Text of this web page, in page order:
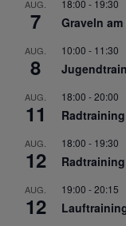
AUG.
7
18:00 - 19:30
Graveln
AUG.
8
10:00 - 11:30
AUG.
11
18:00 -20:00
AUG.
12
18:00 - 19:30
AUG.
12
19:00 -20:15